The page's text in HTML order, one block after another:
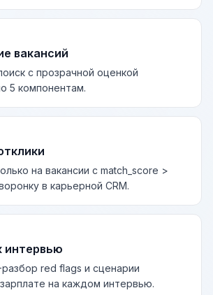
вакансий
с прозрачной оценкой
5 компонентам.
на вакансии с match_score >
в карьерной CRM.
интервью
red flags и сценарии
на каждом интервью.